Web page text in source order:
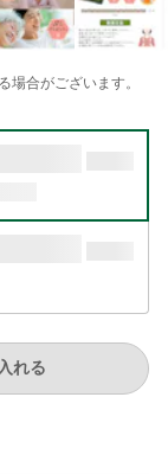
合がございます。
れる